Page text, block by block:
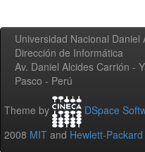
Universidad Nacional Daniel
Dirección de Informática
Av. Daniel Alcides Carrión -
Pasco - Perú
Theme by DSpace
2008 MIT and Hewlett-Packard